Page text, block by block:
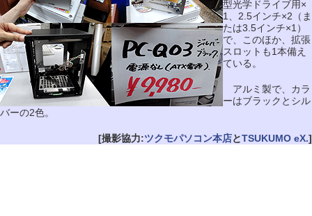
型光学ドライブ用×
1、2.5インチ×2（ま
たは3.5インチ×1）
で、このほか、拡張
スロットも1本備え
ている。
アルミ製で、カラ
ーはブラックとシル
バーの2色。
[撮影協力:ツクモパソコン本店とTSUKUMO eX.]